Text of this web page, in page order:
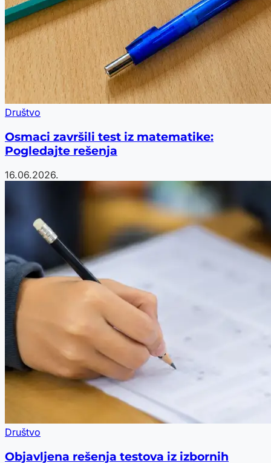
Društvo
Osmaci završili test iz matematike:
Pogledajte rešenja
16.06.2026.
Društvo
Objavljena rešenja testova iz izbornih